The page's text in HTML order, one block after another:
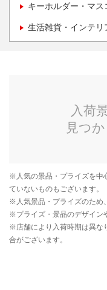
キーホルダー・マ
生活雑貨・インテリ